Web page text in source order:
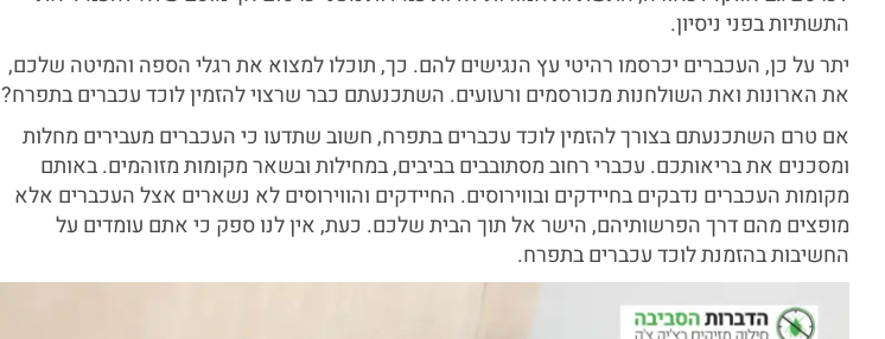
התשתיות בפני ניסיון.
יתר על כן, העכברים יכרסמו רהיטי עץ הנגישים להם. כך, תוכלו למצוא את רגלי הספה והמיטה שלכם,
את הארונות ואת השולחנות מכורסמים ורעועים. השתכנעתם כבר שרצוי להזמין לוכד עכברים בתפרח?
אם טרם השתכנעתם בצורך להזמין לוכד עכברים בתפרח, חשוב שתדעו כי העכברים מעבירים מחלות
ומסכנים את בריאותכם. עכברי רחוב מסתובבים בביבים, במחילות ובשאר מקומות מזוהמים. באותם
מקומות העכברים נדבקים בחיידקים ובווירוסים. החיידקים והווירוסים לא נשארים אצל העכברים אלא
מופצים מהם דרך הפרשותיהם, הישר אל תוך הבית שלכם. כעת, אין לנו ספק כי אתם עומדים על
החשיבות בהזמנת לוכד עכברים בתפרח.